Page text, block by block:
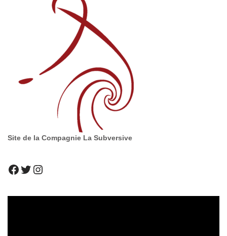
Site de la Compagnie La Subversive